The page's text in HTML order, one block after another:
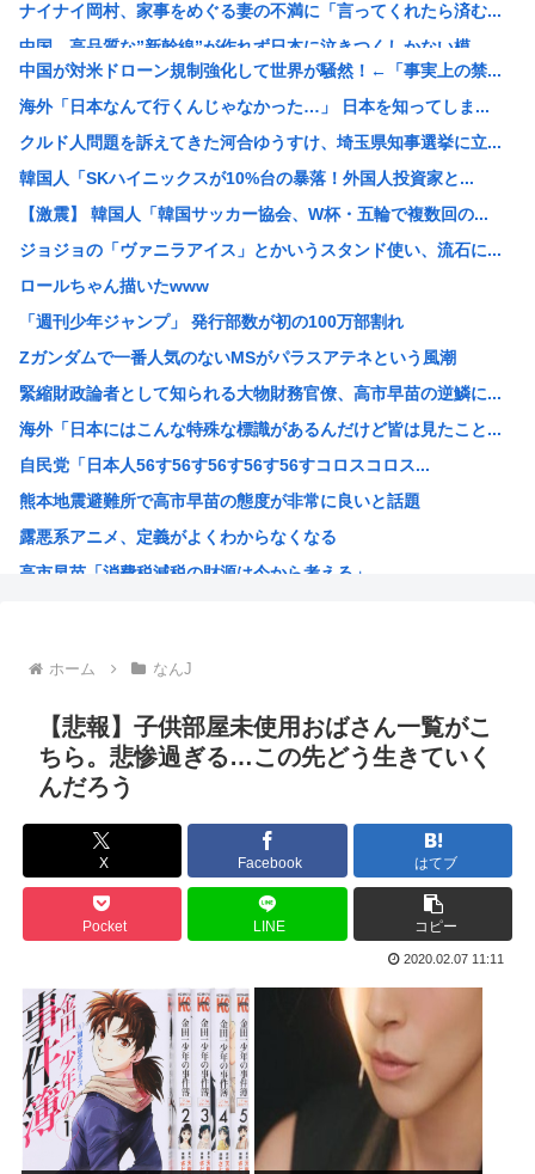
ナイナイ岡村、家事をめぐる妻の不満に「言ってくれたら済む...
中国、高品質な”新幹線”が作れず日本に泣きつくしかない模...
高2生徒の家に侵入し、わいせつ 高2男子を逮捕
中国「大洪水！」三峡ダム「大雨で増水（台風直撃前」中国ダ...
高市早苗「消費税減税の財源は今から考える」
【戦後最長】日本、なんと74ヶ月連続で景気回復していた‥...
【画像】わんぱく日焼け女子中学生さん、発育が良すぎて「女...
【衝撃】ワイ「豆腐、150g×2丁で250円か…高いけど...
檜山沙耶こと「おさや」、第一子妊娠を発表
例の自殺配信、ウッキウキでXに拡散されまくるwww
【正論】今の20代「タモリっておもしろくないじゃん。笑っ...
【速報】全国の女子高生、お前らに苦言www
【画像あり】女子、整形に成功「この形の鼻が全女子の理想だ...
【衝撃】兵庫県斎藤知事、海外事業所を全て廃止へ「公務員が...
【悲報】上司さんからタコ殴りにされて被害届出したんやけど...
【驚愕】いまだに続いていると聞いてビビる漫画「ながされて...
中国が対米ドローン規制強化して世界が騒然！←「事実上の禁...
海外「日本なんて行くんじゃなかった…」 日本を知ってしま...
クルド人問題を訴えてきた河合ゆうすけ、埼玉県知事選挙に立...
韓国人「SKハイニックスが10%台の暴落！外国人投資家と...
【激震】 韓国人「韓国サッカー協会、W杯・五輪で複数回の...
ジョジョの「ヴァニラアイス」とかいうスタンド使い、流石に...
ロールちゃん描いたwww
「週刊少年ジャンプ」 発行部数が初の100万部割れ
Zガンダムで一番人気のないMSがパラスアテネという風潮
緊縮財政論者として知られる大物財務官僚、高市早苗の逆鱗に...
海外「日本にはこんな特殊な標識があるんだけど皆は見たこと...
自民党「日本人56す56す56す56す56すコロスコロス...
熊本地震避難所で高市早苗の態度が非常に良いと話題
露悪系アニメ、定義がよくわからなくなる
高市早苗「消費税減税の財源は今から考える」
中国大使館に侵入した自衛官（24）、動機を告白「中国の強...
海外「ディズニーがゴミのようだ！」日本がアニメ化した米人...
今期アニメの評価、ついに固まる
韓国人「韓国サッカー協会W杯予選で外国人審判に性接待した...
「味方のふりをしてたが、実は敵のスパイだったキャラ」 何...
みいちゃん作者、お気持ち表明ツイートから1週間沈黙www
高市総書記に逆らった財務官僚、左遷されるwww
ヒロアカ見たらまじで好きになったんやが
【画像】カノカリ女、とんでもないエ口グッズにされてしまい...
韓国人「日本には韓国みたいなドラッグストアがないので韓国...
宮崎駿「声優は娼婦のような声」←これ正論すぎるよな
なんかおもろい漫画ない?
バンダイナムコ決算、プリキュアが前年比大幅減少
ホーム なんJ
【悲報】子供部屋未使用おばさん一覧がこ
ちら。悲惨過ぎる…この先どう生きていく
んだろう
X Facebook はてブ
Pocket LINE コピー
2020.02.07 11:11